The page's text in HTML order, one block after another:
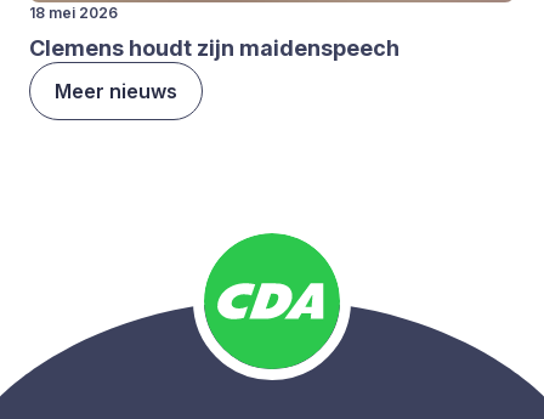
18 mei 2026
Cle­mens houdt zijn mai­den­speech
Meer nieuws